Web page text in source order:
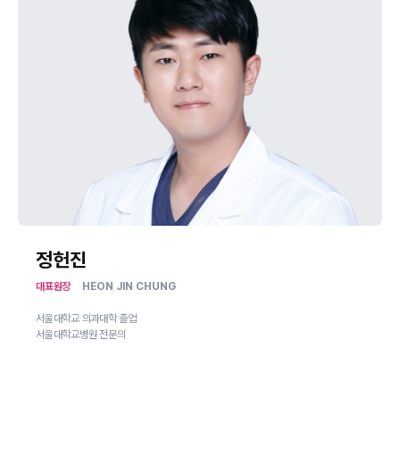
정헌진
대표원장 HEON JIN CHUNG
서울대학교 의과대학 졸업
서울대학교병원 전문의